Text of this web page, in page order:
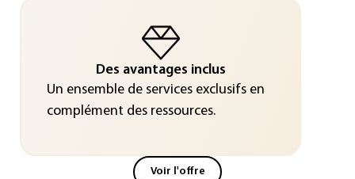
Des avantages inclus
Un ensemble de services exclusifs en
complément des ressources.
Voir l'offre